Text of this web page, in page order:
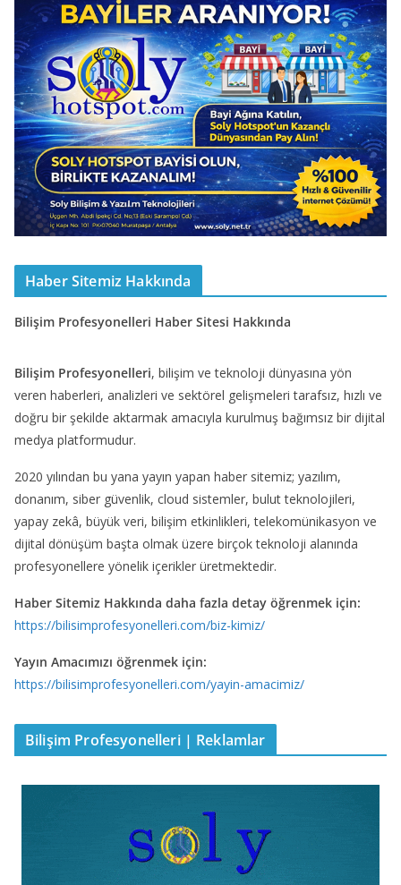
Haber Sitemiz Hakkında
Bilişim Profesyonelleri Haber Sitesi Hakkında
Bilişim Profesyonelleri, bilişim ve teknoloji dünyasına yön
veren haberleri, analizleri ve sektörel gelişmeleri tarafsız, hızlı ve
doğru bir şekilde aktarmak amacıyla kurulmuş bağımsız bir dijital
medya platformudur.
2020 yılından bu yana yayın yapan haber sitemiz; yazılım,
donanım, siber güvenlik, cloud sistemler, bulut teknolojileri,
yapay zekâ, büyük veri, bilişim etkinlikleri, telekomünikasyon ve
dijital dönüşüm başta olmak üzere birçok teknoloji alanında
profesyonellere yönelik içerikler üretmektedir.
Haber Sitemiz Hakkında daha fazla detay öğrenmek için:
https://bilisimprofesyonelleri.com/biz-kimiz/
Yayın Amacımızı öğrenmek için:
https://bilisimprofesyonelleri.com/yayin-amacimiz/
Bilişim Profesyonelleri | Reklamlar